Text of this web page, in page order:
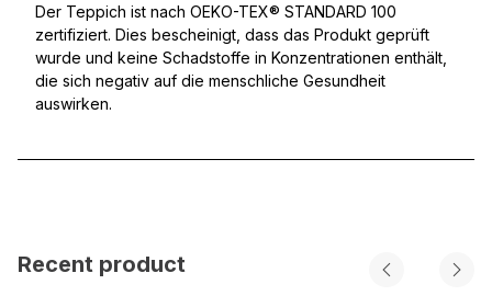
Der Teppich ist nach OEKO-TEX® STANDARD 100
zertifiziert. Dies bescheinigt, dass das Produkt geprüft
wurde und keine Schadstoffe in Konzentrationen enthält,
die sich negativ auf die menschliche Gesundheit
auswirken.
Recent product